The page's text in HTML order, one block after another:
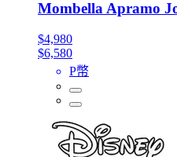
Mombella Apramo
$4,980
$6,580
P幣